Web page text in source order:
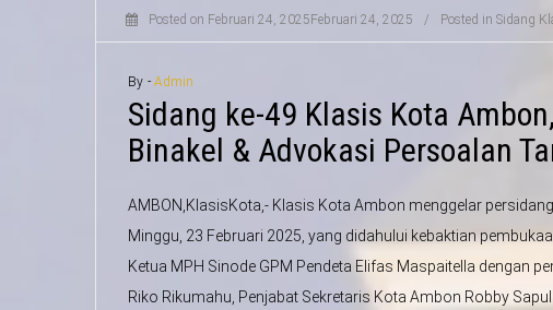
Posted on Februari 24, 2025 Februari 24, 2025 / Posted in Sidang
By - Admin
Sidang ke-49 Klasis Kota
Binakel & Advokasi Persoalan
AMBON,KlasisKota,- Klasis Kota Ambon menggelar
Minggu, 23 Februari 2025, yang didahului kebaktian
Ketua MPH Sinode GPM Pendeta Elifas Maspaitella dengan
Riko Rikumahu, Penjabat Sekretaris Kota Ambon Robby